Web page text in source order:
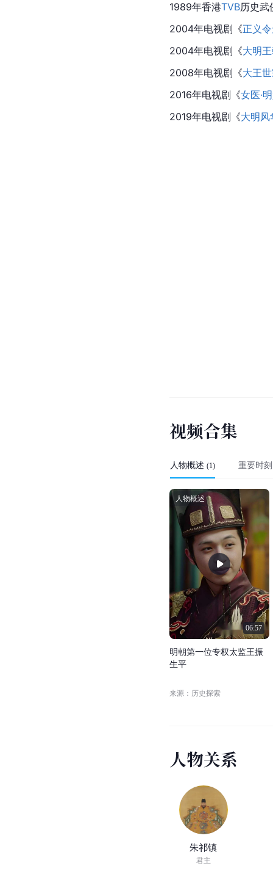
1989年香港TVB历史武
2004年电视剧《正义
2004年电视剧《大明
2008年电视剧《大王
2016年电视剧《女医·
2019年电视剧《大明风
视频合集
人物概述 (1) 重要时刻
06:57
人物概述
明朝第一位专权太监王振
生平
来源：历史探索
人物关系
朱祁镇
君主